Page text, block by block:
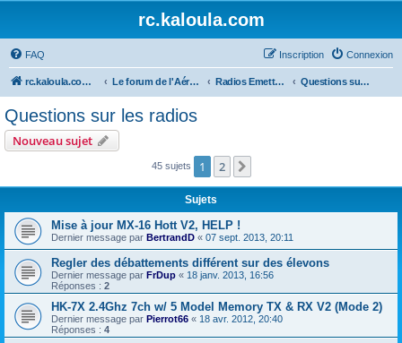
rc.kaloula.com
FAQ Connexion
Inscription
rc.kaloula.com Aéromodélisme Le forum de l'Aéromodélisme Radios Emetteur-Recepteur Questions sur les radios
Questions sur les radios
Nouveau sujet
45 sujets 1 2
Sujets
Mise à jour MX-16 Hott V2, HELP !
Dernier message par BertrandD « 07 sept. 2013, 20:11
Regler des débattements différent sur des élevons
Dernier message par FrDup « 18 janv. 2013, 16:56
Réponses : 2
HK-7X 2.4Ghz 7ch w/ 5 Model Memory TX & RX V2 (Mode 2)
Dernier message par Pierrot66 « 18 avr. 2012, 20:40
Réponses : 4